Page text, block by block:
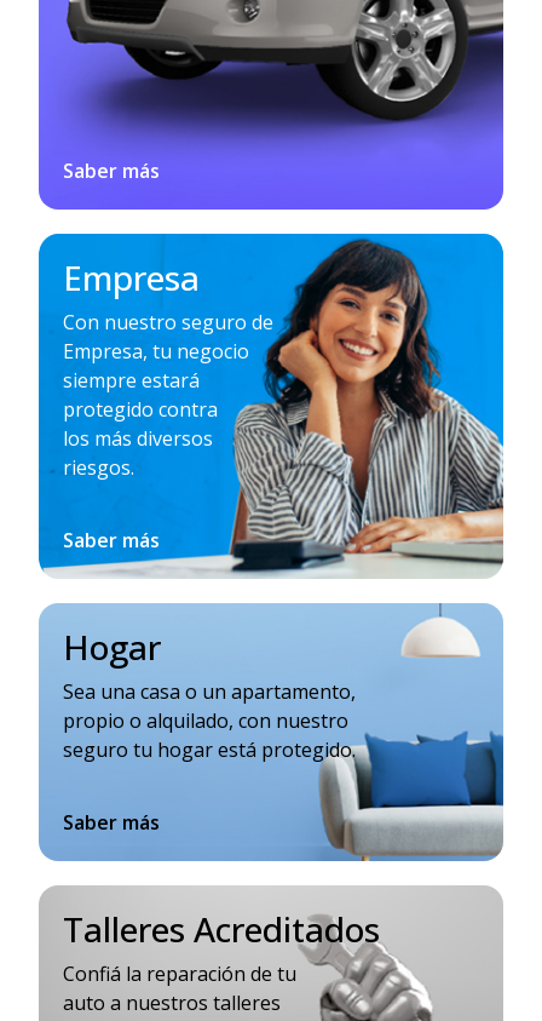
Saber más
Empresa
Con nuestro seguro de
Empresa, tu negocio
siempre estará
protegido contra
los más diversos
riesgos.
Saber más
Hogar
Sea una casa o un apartamento,
propio o alquilado, con nuestro
seguro tu hogar está protegido.
Saber más
Talleres Acreditados
Confiá la reparación de tu
auto a nuestros talleres